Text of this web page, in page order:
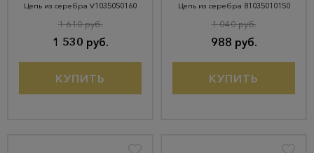
Цепь из серебра V1035050160
1 530 руб.
1 610 руб.
КУПИТЬ
Цепь из серебра 81035010150
988 руб.
1 040 руб.
КУПИТЬ